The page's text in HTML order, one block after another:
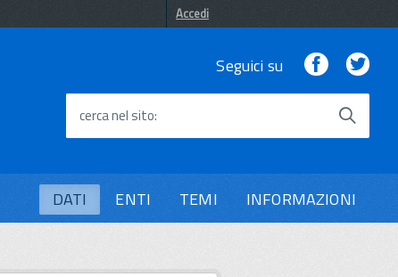
Accedi
Seguici su Facebook
cerca nel sito
DATI ENTI TEMI INFORMAZIONI